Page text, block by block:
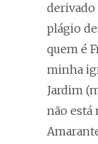
derivado
plágio
quem é
minha
Jardim
não está